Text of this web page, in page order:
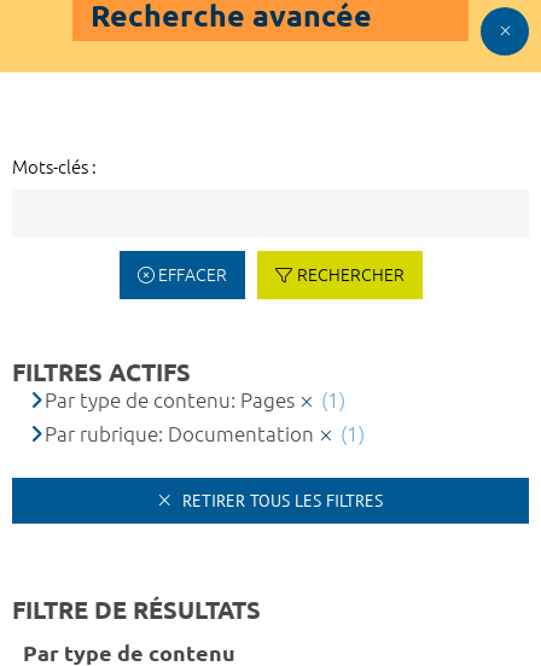
Recherche avancée
Mots-clés :
EFFACER RECHERCHER
FILTRES ACTIFS
Par type de contenu: Pages
(1)
Par rubrique: Documentation
(1)
RETIRER TOUS LES FILTRES
FILTRE DE RÉSULTATS
Par type de contenu